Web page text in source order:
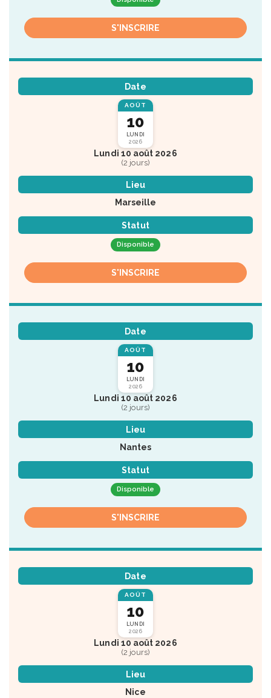
S'INSCRIRE
Date
AOÛT
10
LUNDI
2026
Lundi 10 août 2026
(2 jours)
Lieu
Marseille
Statut
Disponible
S'INSCRIRE
Date
AOÛT
10
LUNDI
2026
Lundi 10 août 2026
(2 jours)
Lieu
Nantes
Statut
Disponible
S'INSCRIRE
Date
AOÛT
10
LUNDI
2026
Lundi 10 août 2026
(2 jours)
Lieu
Nice